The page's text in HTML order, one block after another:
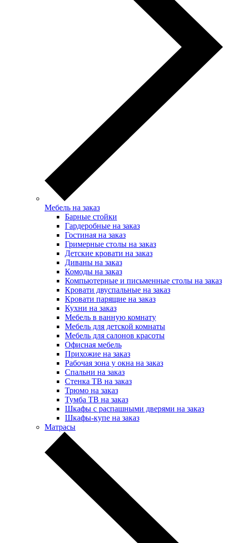
Мебель на заказ
Барные стойки
Гардеробные на заказ
Гостиная на заказ
Гримерные столы на заказ
Детские кровати на заказ
Диваны на заказ
Комоды на заказ
Компьютерные и письменные столы на заказ
Кровати двуспальные на заказ
Кровати парящие на заказ
Кухни на заказ
Мебель в ванную комнату
Мебель для детской комнаты
Мебель для салонов красоты
Офисная мебель
Прихожие на заказ
Рабочая зона у окна на заказ
Спальни на заказ
Стенка ТВ на заказ
Трюмо на заказ
Тумба ТВ на заказ
Шкафы с распашными дверями на заказ
Шкафы-купе на заказ
Матрасы